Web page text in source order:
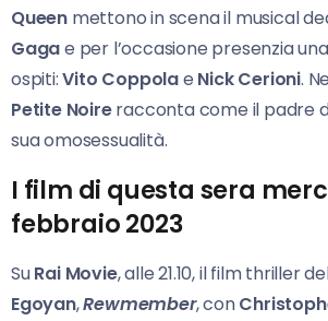
Queen mettono in scena il musical
Gagae per l’occasione presenzia
ospiti:Vito Coppolae Nick Cerioni.
Petite Noireracconta come il padre
sua omosessualità.
I film di questa sera
febbraio 2023
SuRai Movie, alle 21.10, il film thriller
Egoyan,Rewmember, con